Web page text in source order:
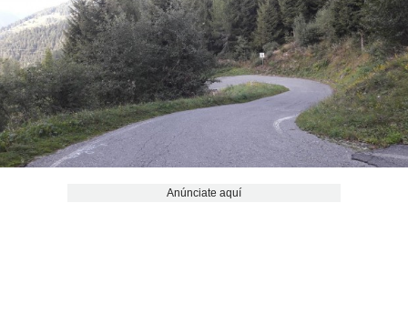
Anúnciate aquí